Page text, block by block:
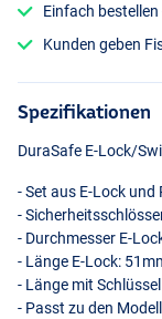
Einfach
Kunden geben
Spezifikationen
DuraSafe E-Lock/
- Set aus E-Lock
-
- Durchmesser E-
- Länge E-Lock:
- Länge mit
- Passt zu den